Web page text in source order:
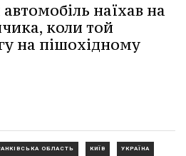
наїхав на
коли той
на пішохідному
ОБЛАСТЬ КИЇВ УКРАЇНА